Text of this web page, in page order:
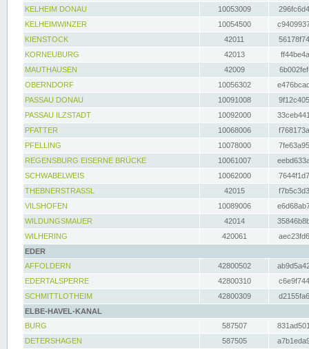
KELHEIM DONAU
10053009
KELHEIMWINZER
10054500
KIENSTOCK
42011
KORNEUBURG
42013
MAUTHAUSEN
42009
OBERNDORF
10056302
PASSAU DONAU
10091008
PASSAU ILZSTADT
10092000
PFATTER
10068006
PFELLING
10078000
REGENSBURG EISERNE BRÜCKE
10061007
SCHWABELWEIS
10062000
THEBNERSTRASSL
42015
VILSHOFEN
10089006
WILDUNGSMAUER
42014
WILHERING
420061
EDER
AFFOLDERN
42800502
EDERTALSPERRE
42800310
SCHMITTLOTHEIM
42800309
ELBE-HAVEL-KANAL
BURG
587507
DETERSHAGEN
587505